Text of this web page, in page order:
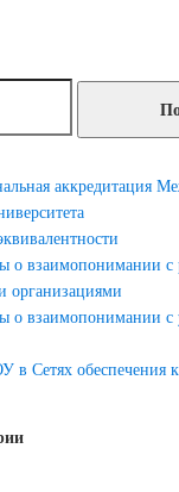
аккредитация
о взаимопонимании с
организациями
о взаимопонимании с
в Сетях обеспечения